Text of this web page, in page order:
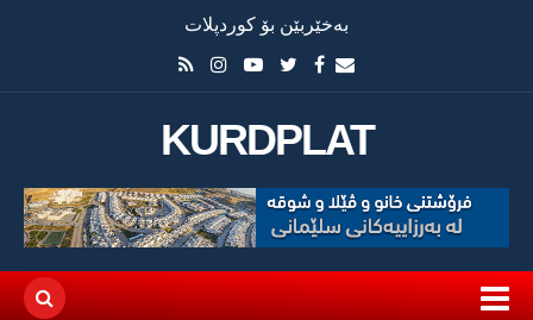
بەخێربێن بۆ کوردپلات
KURDPLAT